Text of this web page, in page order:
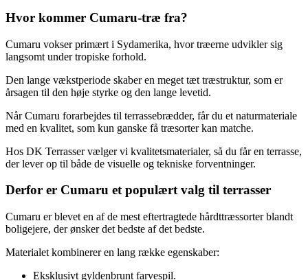
Hvor kommer Cumaru-træ fra?
Cumaru vokser primært i Sydamerika, hvor træerne udvikler sig
langsomt under tropiske forhold.
Den lange vækstperiode skaber en meget tæt træstruktur, som er
årsagen til den høje styrke og den lange levetid.
Når Cumaru forarbejdes til terrassebrædder, får du et naturmateriale
med en kvalitet, som kun ganske få træsorter kan matche.
Hos DK Terrasser vælger vi kvalitetsmaterialer, så du får en terrasse,
der lever op til både de visuelle og tekniske forventninger.
Derfor er Cumaru et populært valg til terrasser
Cumaru er blevet en af de mest eftertragtede hårdttræssorter blandt
boligejere, der ønsker det bedste af det bedste.
Materialet kombinerer en lang række egenskaber:
Eksklusivt gyldenbrunt farvespil.